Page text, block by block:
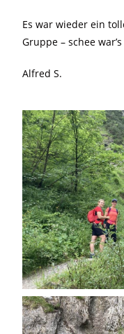
Es war wieder ein
Gruppe – schee war’s
Alfred S.